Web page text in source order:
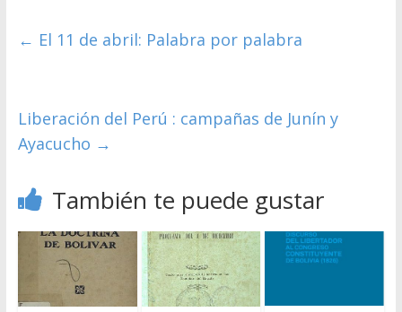
← El 11 de abril: Palabra por palabra
Liberación del Perú : campañas de Junín y
Ayacucho →
También te puede gustar